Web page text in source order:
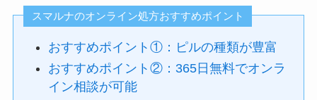
スマルナのオンライン処方おすすめポイント
おすすめポイント①：ピルの種類が豊富
おすすめポイント②：365日無料でオンラ
イン相談が可能